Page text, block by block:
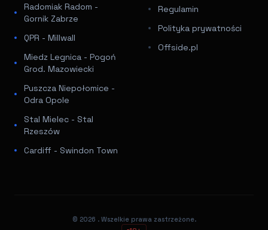
Radomiak Radom -
Gornik Zabrze
QPR - Millwall
Miedz Legnica - Pogoń
Grod. Mazowiecki
Puszcza Niepołomice -
Odra Opole
Stal Mielec - Stal
Rzeszów
Cardiff - Swindon Town
Regulamin
Polityka prywatności
Offside.pl
© 2026 . Wszelkie prawa zastrzeżone.